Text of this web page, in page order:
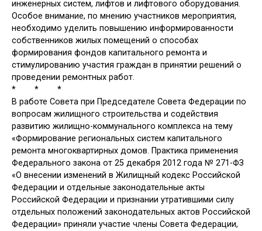
инженерных систем, лифтов и лифтового оборудования.
Особое внимание, по мнению участников мероприятия,
необходимо уделить повышению информированности
собственников жилых помещений о способах
формирования фондов капитального ремонта и
стимулированию участия граждан в принятии решений о
проведении ремонтных работ.
* * *
В работе Совета при Председателе Совета Федерации по
вопросам жилищного строительства и содействия
развитию жилищно-коммунального комплекса на тему
«Формирование региональных систем капитального
ремонта многоквартирных домов. Практика применения
Федерального закона от 25 декабря 2012 года № 271-ФЗ
«О внесении изменений в Жилищный кодекс Российской
Федерации и отдельные законодательные акты
Российской Федерации и признании утратившими силу
отдельных положений законодательных актов Российской
Федерации» приняли участие члены Совета Федерации,